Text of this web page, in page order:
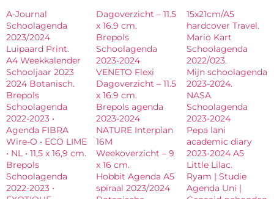
A-Journal
Schoolagenda
2023/2024
Luipaard Print.
A4 Weekkalender
Schooljaar 2023
2024 Botanisch.
Brepols
Schoolagenda
2022-2023 •
Agenda FIBRA
Wire-O • ECO LIME
• NL • 11,5 x 16,9 cm.
Brepols
Schoolagenda
2022-2023 •
Dagoverzicht – 11.5
x 16.9 cm.
Brepols
Schoolagenda
2023-2024
VENETO Flexi
Dagoverzicht – 11.5
x 16.9 cm.
Brepols agenda
2023-2024
NATURE Interplan
16M
Weekoverzicht – 9
x 16 cm.
Hobbit Agenda A5
spiraal 2023/2024
15x21cm/A5
hardcover Travel.
Mario Kart
Schoolagenda
2022/023.
Mijn schoolagenda
2023-2024.
NASA
Schoolagenda
2023-2024
Pepa lani
academic diary
2023-2024 A5
Little Lilac.
Ryam | Studie
Agenda Uni |